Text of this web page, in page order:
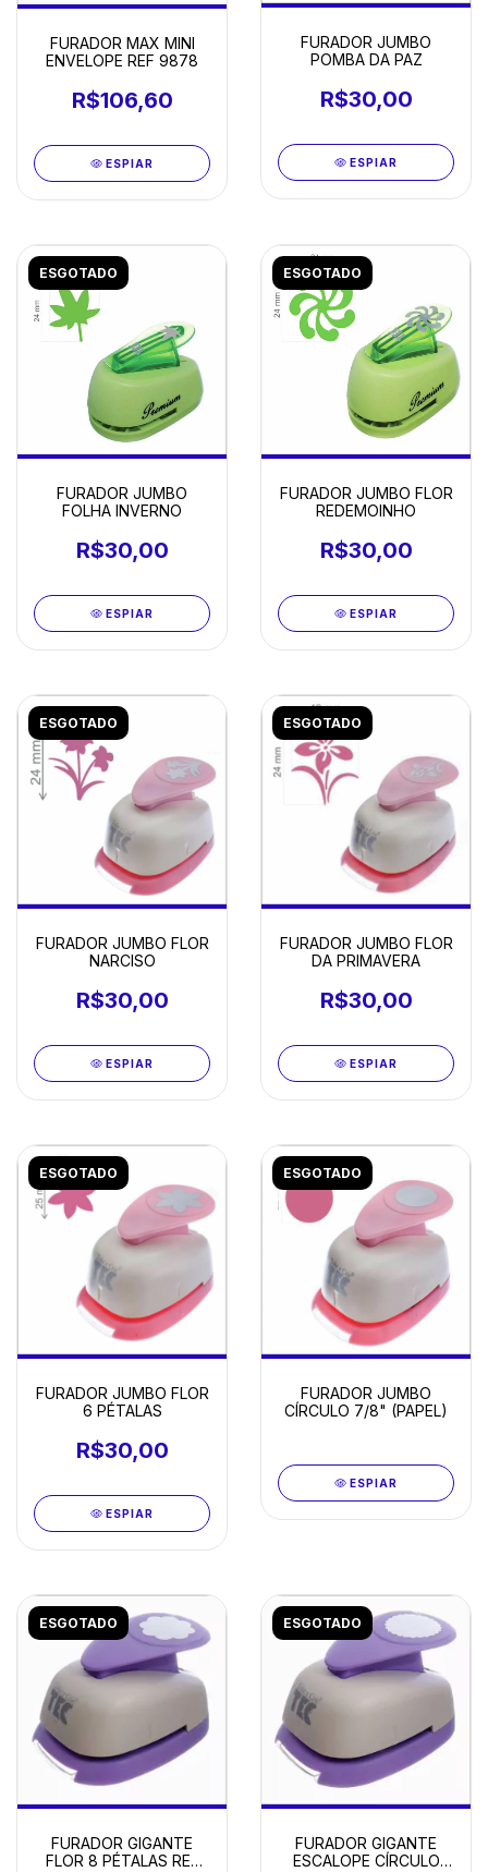
FURADOR MAX MINI
ENVELOPE REF 9878
R$106,60
ESPIAR
FURADOR JUMBO
POMBA DA PAZ
R$30,00
ESPIAR
ESGOTADO
FURADOR JUMBO
FOLHA INVERNO
R$30,00
ESPIAR
ESGOTADO
FURADOR JUMBO FLOR
REDEMOINHO
R$30,00
ESPIAR
ESGOTADO
FURADOR JUMBO FLOR
NARCISO
R$30,00
ESPIAR
ESGOTADO
FURADOR JUMBO FLOR
DA PRIMAVERA
R$30,00
ESPIAR
ESGOTADO
FURADOR JUMBO FLOR
6 PÉTALAS
R$30,00
ESPIAR
ESGOTADO
FURADOR JUMBO
CÍRCULO 7/8" (PAPEL)
ESPIAR
ESGOTADO
FURADOR GIGANTE
FLOR 8 PÉTALAS REF
ESGOTADO
FURADOR GIGANTE
ESCALOPE CÍRCULO